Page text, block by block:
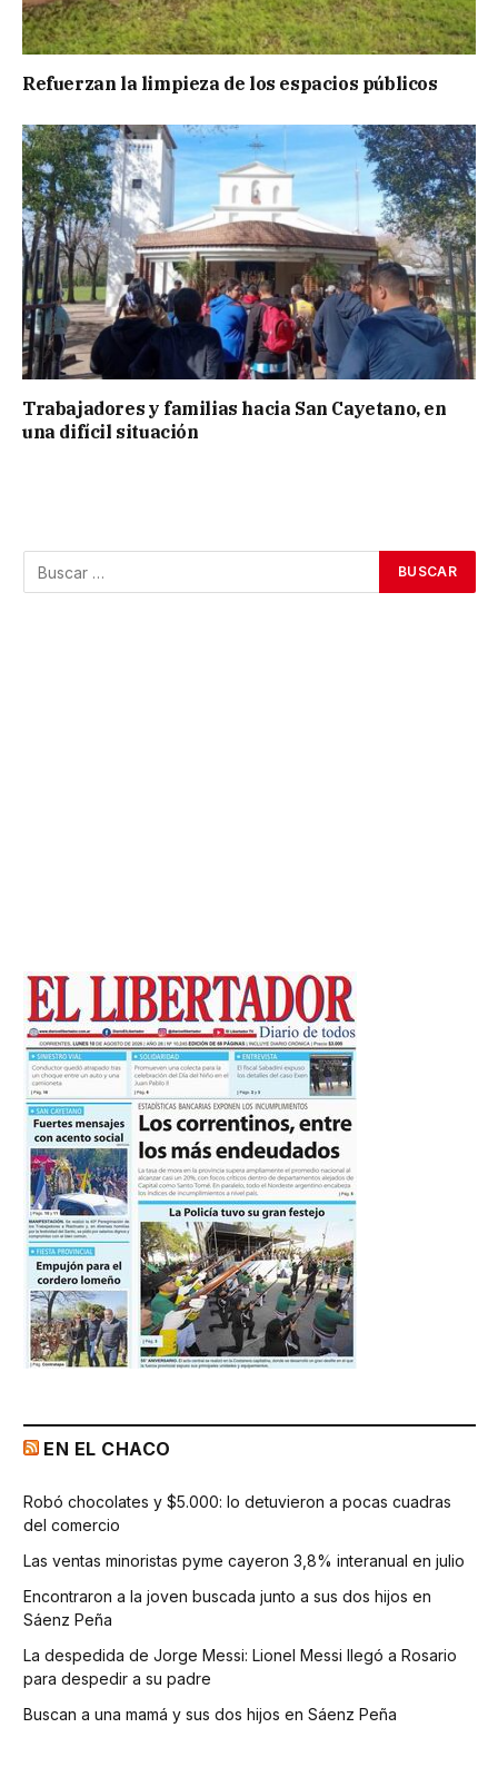
Refuerzan la limpieza de los espacios públicos
Trabajadores y familias hacia San Cayetano, en
una difícil situación
EN EL CHACO
Robó chocolates y $5.000: lo detuvieron a pocas cuadras
del comercio
Las ventas minoristas pyme cayeron 3,8% interanual en julio
Encontraron a la joven buscada junto a sus dos hijos en
Sáenz Peña
La despedida de Jorge Messi: Lionel Messi llegó a Rosario
para despedir a su padre
Buscan a una mamá y sus dos hijos en Sáenz Peña